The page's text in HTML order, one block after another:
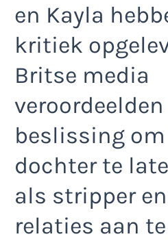
en Kayla
kritiek
Britse media
veroordeelden
beslissing
dochter te
als stripper
relaties aan